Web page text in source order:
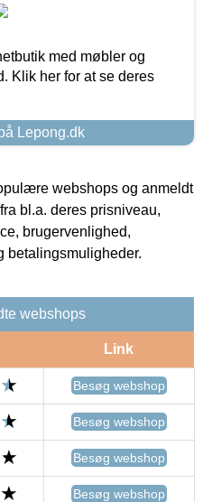
med møbler og
Klik her for at se deres
Lepong.dk
webshops og anmeldt
bl.a. deres prisniveau,
brugervenlighed,
betalingsmuligheder.
webshops
Link
Besøg webshop
Besøg webshop
Besøg webshop
Besøg webshop